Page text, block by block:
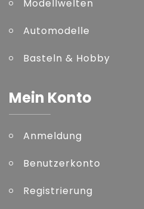
Modellwelten
Automodelle
Basteln & Hobby
Mein Konto
Anmeldung
Benutzerkonto
Registrierung